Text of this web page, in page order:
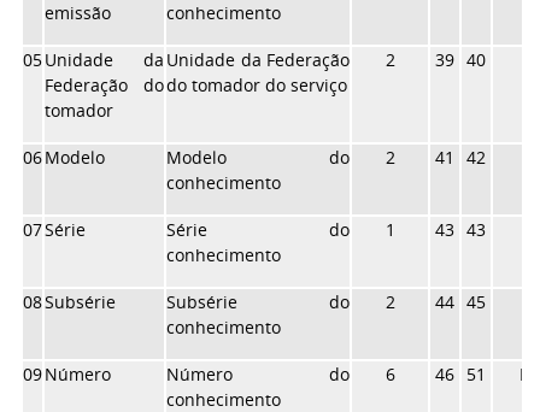
emissão
conhecimento
05Unidade da
Federação do
tomador
Unidade da Federação
do tomador do serviço
2 39 40
06Modelo
Modelo do
conhecimento
2 41 42
07Série
Série do
conhecimento
1 43 43
08Subsérie
Subsérie do
conhecimento
2 44 45
09Número
Número do
conhecimento
6 46 51 N